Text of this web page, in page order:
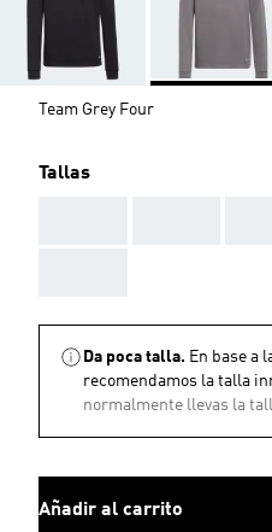
Team Grey Four
Tallas
Da poca talla. En base a
recomendamos la talla
normalmente llevas la
Añadir al carrito